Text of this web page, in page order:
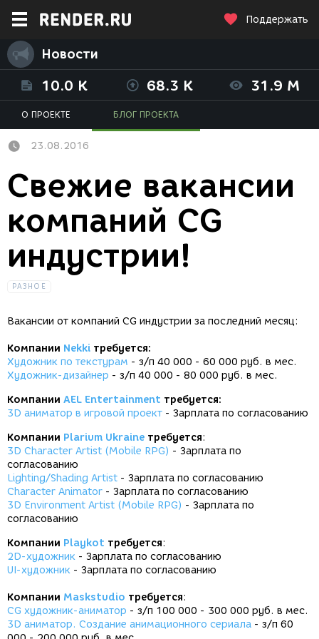
Поддержать
Новости
10.0 K 68.3 K 31.9 M
О ПРОЕКТЕ БЛОГ ПРОЕКТА
23.08.2016
Свежие вакансии
компаний CG
индустрии!
РАЗНОЕ
Вакансии от компаний CG индустрии за последний месяц:
Компании Nekki требуется:
Художник по текстурам - з/п 40 000 - 60 000 руб. в мес.
Художник-дизайнер - з/п 40 000 - 80 000 руб. в мес.
Компании AEL Entertainment требуется:
3D аниматор в игровой проект - Зарплата по согласованию
Компании Plarium Ukraine требуется:
3D Character Artist (Mobile RPG) - Зарплата по
согласованию
Lighting/Shading Artist - Зарплата по согласованию
Character Animator - Зарплата по согласованию
3D Environment Artist (Mobile RPG) - Зарплата по
согласованию
Компании Playkot требуется:
2D-художник - Зарплата по согласованию
UI-художник - Зарплата по согласованию
Компании Maskstudio требуется:
CG художник-аниматор - з/п 100 000 - 300 000 руб. в мес.
3D аниматор. Создание анимационного сериала - з/п 60